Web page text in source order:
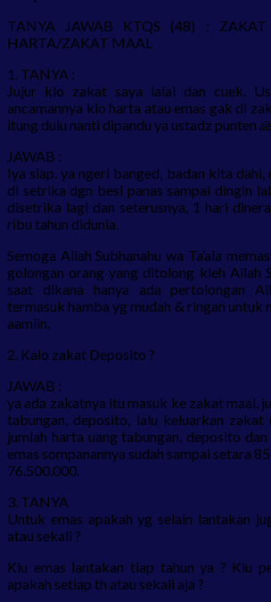
TANYA JAWAB KTQS (48) :
HARTA/ZAKAT MAAL
1. TANYA :
Jujur klo zakat saya lalai dan cuek.
ancamannya klo harta atau emas gak di
itung dulu nanti dipandu ya ustadz punten
JAWAB :
Iya siap. ya ngeri banged, badan kita dahi,
di setrika dgn besi panas sampai dingin
disetrika lagi dan seterusnya, 1 hari
ribu tahun didunia.
Semoga Allah Subhanahu wa Ta’ala
golongan orang yang ditolong kleh Allah
saat dikana hanya ada pertolongan
termasuk hamba yg mudah & ringan untuk
aamiin.
2. Kalo zakat Deposito ?
JAWAB :
ya ada zakatnya itu masuk ke zakat maal,
tabungan, deposito, lalu keluarkan zakat
jumlah harta uang tabungan, deposito
emas sompanannya sudah sampai setara
76.500.000.
3. TANYA
Untuk emas apakah yg selain lantakan
atau sekali ?
Klu emas lantakan tiap tahun ya ? Klu
apakah setiap th atau sekali aja ?